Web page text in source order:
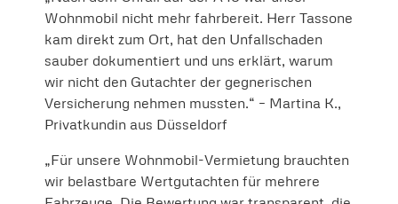
Wohnmobil nicht mehr fahrbereit. Herr Tassone
kam direkt zum Ort, hat den Unfallschaden
sauber dokumentiert und uns erklärt, warum
wir nicht den Gutachter der gegnerischen
Versicherung nehmen mussten.“ – Martina K.,
Privatkundin aus Düsseldorf
„Für unsere Wohnmobil-Vermietung brauchten
wir belastbare Wertgutachten für mehrere